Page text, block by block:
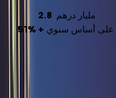
2.8 مليار درهم
51% + على أساس سنوي